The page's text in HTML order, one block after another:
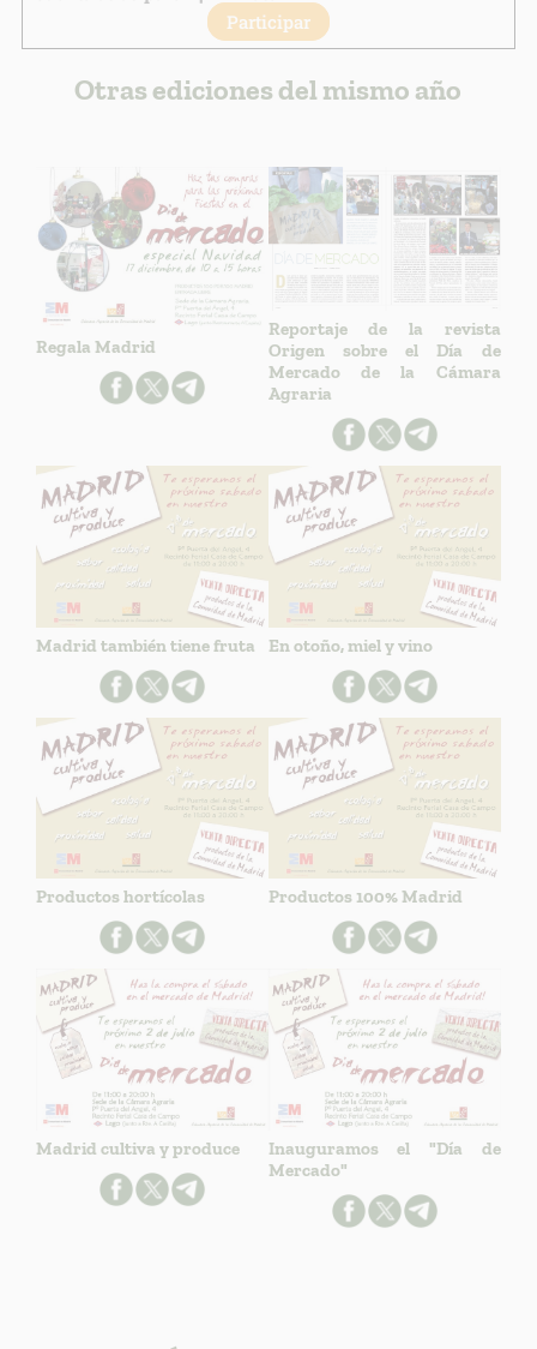
Participar
Otras ediciones del mismo año
Regala Madrid
Reportaje de la revista
Origen sobre el Día de
Mercado de la Cámara
Agraria
Madrid también tiene fruta En otoño, miel y vino
Productos hortícolas Productos 100% Madrid
Madrid cultiva y produce
Inauguramos el "Día de
Mercado"